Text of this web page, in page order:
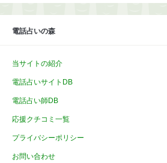
イ
電話占いの森
当サイトの紹介
電話占いサイトDB
電話占い師DB
応援クチコミ一覧
プライバシーポリシー
お問い合わせ